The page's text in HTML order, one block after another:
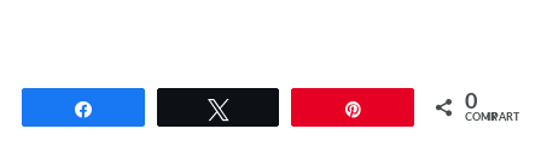
0
COMPARTIR